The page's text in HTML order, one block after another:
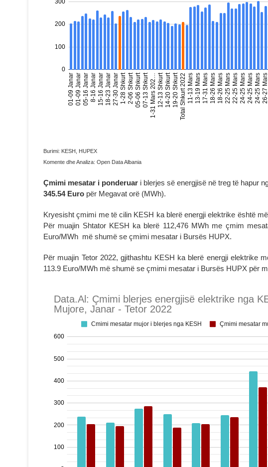
Burimi: KESH, HUPEX
Komente dhe Analiza: Open Data Albania
Çmimi mesatar i ponderuar i blerjes së energjisë në treg të hapur
345.54 Euro për Megavat orë (MWh).
Kryesisht çmimi me të cilin KESH ka blerë energji elektrike është
Për muajin Shtator KESH ka blerë 112,476 MWh me çmim
Euro/MWh më shumë se çmimi mesatar i Bursës HUPX.
Për muajin Tetor 2022, gjithashtu KESH ka blerë energji elektrike
113.9 Euro/MWh më shumë se çmimi mesatar i Bursës HUPX për